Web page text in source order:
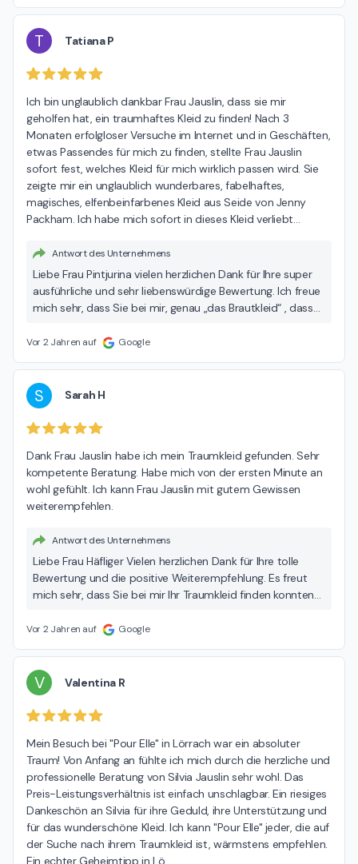
T Tatiana P
Ich bin unglaublich dankbar Frau Jauslin, dass sie mir
geholfen hat, ein traumhaftes Kleid zu finden! Nach 3
Monaten erfolgloser Versuche im Internet und in Geschäften,
etwas Passendes für mich zu finden, stellte Frau Jauslin
sofort fest, welches Kleid für mich wirklich passen wird. Sie
zeigte mir ein unglaublich wunderbares, fabelhaftes,
magisches, elfenbeinfarbenes Kleid aus Seide von Jenny
Packham. Ich habe mich sofort in dieses Kleid verliebt
Antwort des Unternehmens
Liebe Frau Pintjurina vielen herzlichen Dank für Ihre super
ausführliche und sehr liebenswürdige Bewertung. Ich freue
mich sehr, dass Sie bei mir, genau „das Brautkleid“ , dass
eine wunderschöne Braut und es war mir eine Freude,
Für Ihre Zukunft wünsche ich Ihnen alles Gute und grüsse
Sie herzlich. POUR ELLE Silvia Jauslin
Vor 2 Jahren auf Google
S Sarah H
Dank Frau Jauslin habe ich mein Traumkleid gefunden. Sehr
kompetente Beratung. Habe mich von der ersten Minute an
wohl gefühlt. Ich kann Frau Jauslin mit gutem Gewissen
weiterempfehlen.
Antwort des Unternehmens
Liebe Frau Häfliger Vielen herzlichen Dank für Ihre tolle
Bewertung und die positive Weiterempfehlung. Es freut
mich sehr, dass Sie bei mir Ihr Traumkleid finden konnten
wünsche Ihnen alles Gute und grüsse Sie herzlich. POUR
Vor 2 Jahren auf Google
V Valentina R
Mein Besuch bei "Pour Elle" in Lörrach war ein absoluter
Traum! Von Anfang an fühlte ich mich durch die herzliche und
professionelle Beratung von Silvia Jauslin sehr wohl. Das
Preis-Leistungsverhältnis ist einfach unschlagbar. Ein riesiges
Dankeschön an Silvia für ihre Geduld, ihre Unterstützung und
für das wunderschöne Kleid. Ich kann "Pour Elle" jeder, die auf
der Suche nach ihrem Traumkleid ist, wärmstens empfehlen.
Ein echter Geheimtipp in Lö